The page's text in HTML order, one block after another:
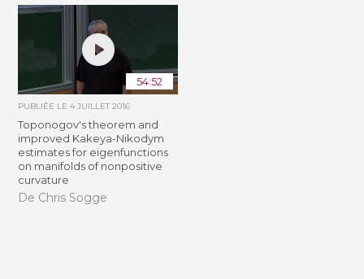
54:52
PUBLIÉE LE4 JUILLET 2016
Toponogov's theorem and
improved Kakeya-Nikodym
estimates for eigenfunctions
on manifolds of nonpositive
curvature
De Chris Sogge